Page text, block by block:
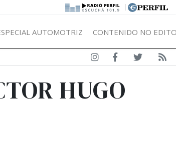
|
AUTOMOTRIZ CONTENIDO NO
HUGO